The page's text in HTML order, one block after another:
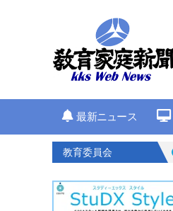
最新ニュース
教育委員会